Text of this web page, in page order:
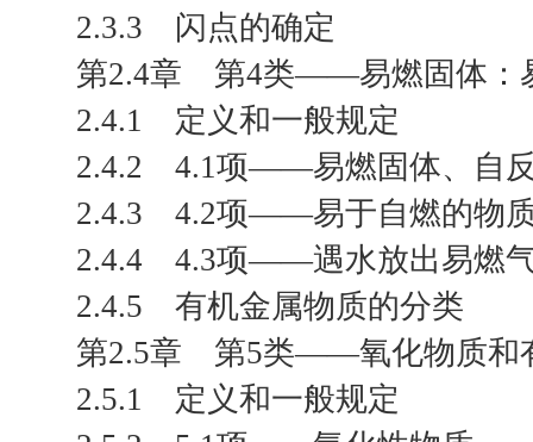
2.3.3 闪点的确定
第2.4章 第4类——易燃固体：
2.4.1 定义和一般规定
2.4.2 4.1项——易燃固体、自
2.4.3 4.2项——易于自燃的物
2.4.4 4.3项——遇水放出易燃
2.4.5 有机金属物质的分类
第2.5章 第5类——氧化物质和
2.5.1 定义和一般规定